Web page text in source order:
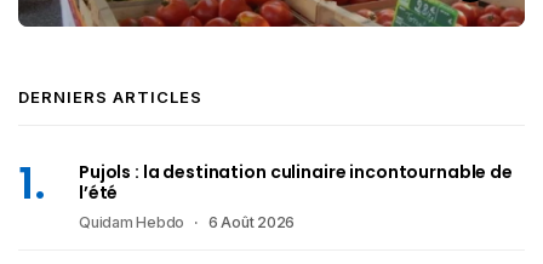
DERNIERS ARTICLES
Pujols : la destination culinaire incontournable de
l’été
Quidam Hebdo 6 Août 2026